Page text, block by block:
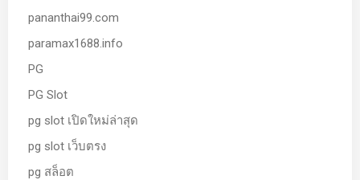
pananthai99.com
paramax1688.info
PG
PG Slot
pg slot เปิดใหม่ล่าสุด
pg slot เว็บตรง
pg สล็อต